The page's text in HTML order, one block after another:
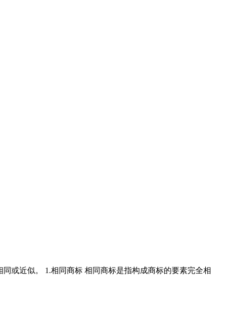
或近似。 1.相同商标 相同商标是指构成商标的要素完全相